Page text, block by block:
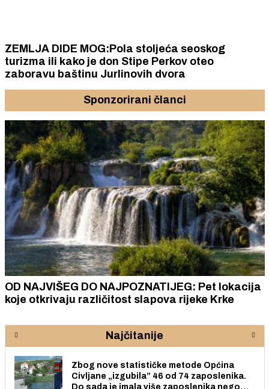
ZEMLJA DIDE MOG:Pola stoljeća seoskog
turizma ili kako je don Stipe Perkov oteo
zaboravu baštinu Jurlinovih dvora
Sponzorirani članci
OD NAJVIŠEG DO NAJPOZNATIJEG: Pet lokacija
koje otkrivaju različitost slapova rijeke Krke
Najčitanije
Zbog nove statističke metode Općina
Civljane „izgubila” 46 od 74 zaposlenika.
Do sada je imala više zaposlenika nego